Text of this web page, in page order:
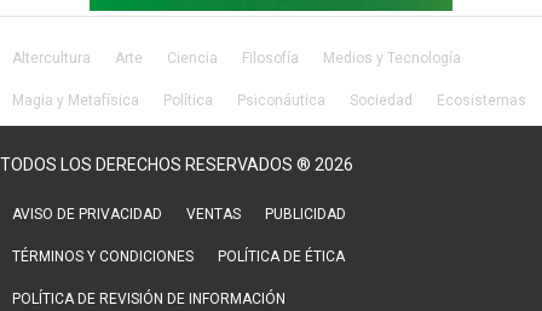
Altercultura Arte Ciencia Filosofía Medios y Tecnología
Magia y Metafísica Política Psiconáutica Sociedad Ecosistemas
TODOS LOS DERECHOS RESERVADOS ® 2026
AVISO DE PRIVACIDAD VENTAS PUBLICIDAD
TÉRMINOS Y CONDICIONES POLÍTICA DE ÉTICA
POLÍTICA DE REVISIÓN DE INFORMACIÓN